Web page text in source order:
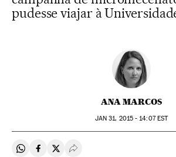
pudesse viajar à
ANA MARCOS
JAN 31, 2015 - 14:07EST
Compartir en Whatsapp
Compartir en Facebook
Compartir en Twitter
Desplegar Redes Sociales